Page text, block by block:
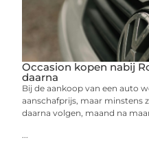
Occasion kopen nabij
daarna
Bij de aankoop van een auto
aanschafprijs, maar minstens
daarna volgen, maand na